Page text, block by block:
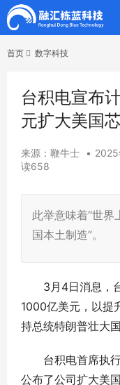
首页 数字科技
台积电宣布
元扩大美国
来源：鞭牛士 •
读658
此举意味着“世
国本土制造”。
3月4日消息，台
1000亿美元，以提
持总统特朗普壮大
台积电首席执行
公布了公司扩大美